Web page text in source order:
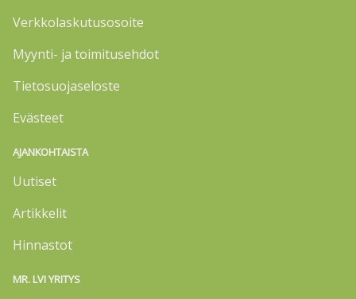
Verkkolaskutusosoite
Myynti- ja toimitusehdot
Tietosuojaseloste
Evästeet
AJANKOHTAISTA
Uutiset
Artikkelit
Hinnastot
MR. LVI YRITYS